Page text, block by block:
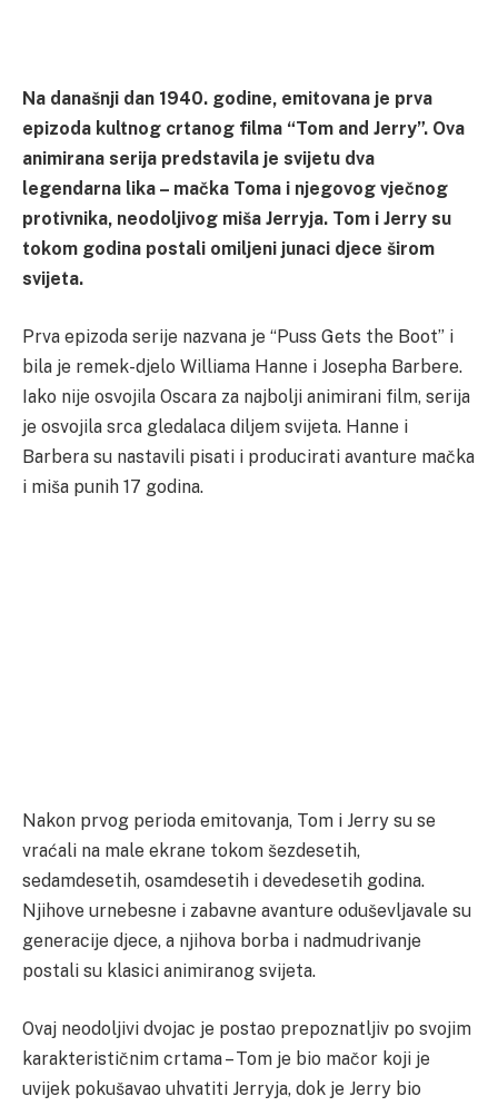
Na današnji dan 1940. godine, emitovana je prva
epizoda kultnog crtanog filma “Tom and Jerry”. Ova
animirana serija predstavila je svijetu dva
legendarna lika – mačka Toma i njegovog vječnog
protivnika, neodoljivog miša Jerryja. Tom i Jerry su
tokom godina postali omiljeni junaci djece širom
svijeta.
Prva epizoda serije nazvana je “Puss Gets the Boot” i
bila je remek-djelo Williama Hanne i Josepha Barbere.
Iako nije osvojila Oscara za najbolji animirani film, serija
je osvojila srca gledalaca diljem svijeta. Hanne i
Barbera su nastavili pisati i producirati avanture mačka
i miša punih 17 godina.
Nakon prvog perioda emitovanja, Tom i Jerry su se
vraćali na male ekrane tokom šezdesetih,
sedamdesetih, osamdesetih i devedesetih godina.
Njihove urnebesne i zabavne avanture oduševljavale su
generacije djece, a njihova borba i nadmudrivanje
postali su klasici animiranog svijeta.
Ovaj neodoljivi dvojac je postao prepoznatljiv po svojim
karakterističnim crtama – Tom je bio mačor koji je
uvijek pokušavao uhvatiti Jerryja, dok je Jerry bio